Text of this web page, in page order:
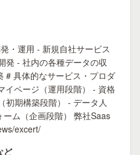
・運用 - 新規自社サービス
発 - 社内の各種データの収
# 具体的なサービス・プロダ
イページ（運用段階） - 資格
初期構築段階） - データ人
ム（企画段階） 弊社Saas
excert/
ど